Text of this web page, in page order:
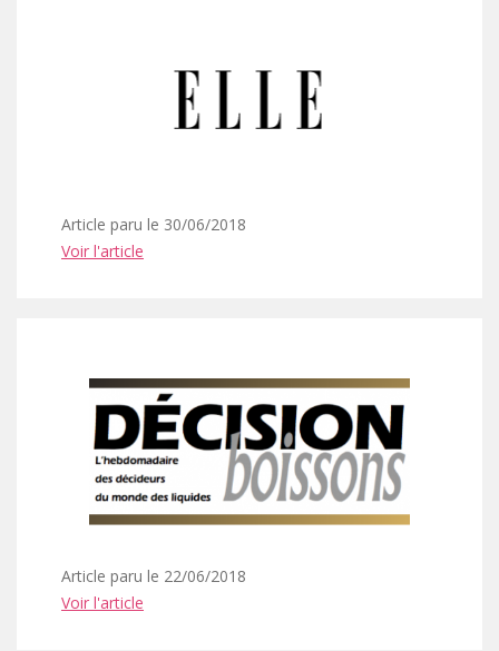
Article paru le 30/06/2018
Voir l'article
Article paru le 22/06/2018
Voir l'article